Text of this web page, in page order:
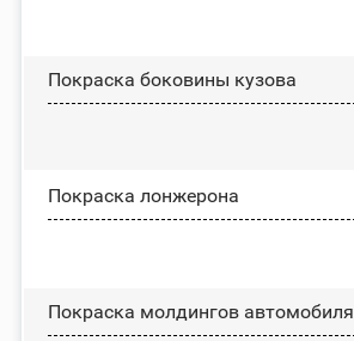
Покраска боковины кузова
Покраска лонжерона
Покраска молдингов автомобиля